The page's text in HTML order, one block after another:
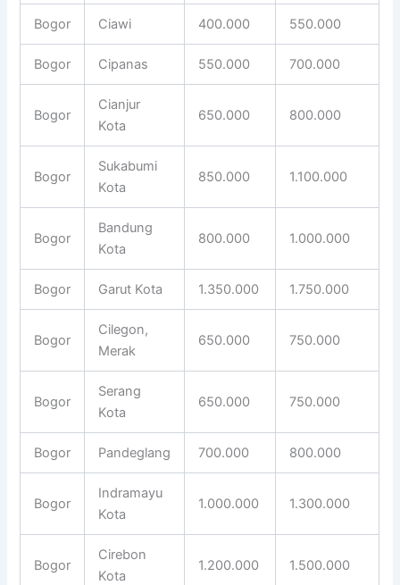
Bogor Ciawi 400.000 550.000
Bogor Cipanas 550.000 700.000
Bogor
Cianjur
Kota
650.000 800.000
Bogor
Sukabumi
Kota
850.000 1.100.000
Bogor
Bandung
Kota
800.000 1.000.000
Bogor Garut Kota 1.350.000 1.750.000
Bogor
Cilegon,
Merak
650.000 750.000
Bogor
Serang
Kota
650.000 750.000
Bogor Pandeglang 700.000 800.000
Bogor
Indramayu
Kota
1.000.000 1.300.000
Bogor
Cirebon
Kota
1.200.000 1.500.000